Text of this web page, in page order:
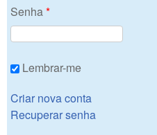
Senha*
Lembrar-me
Criar nova conta
Recuperar senha